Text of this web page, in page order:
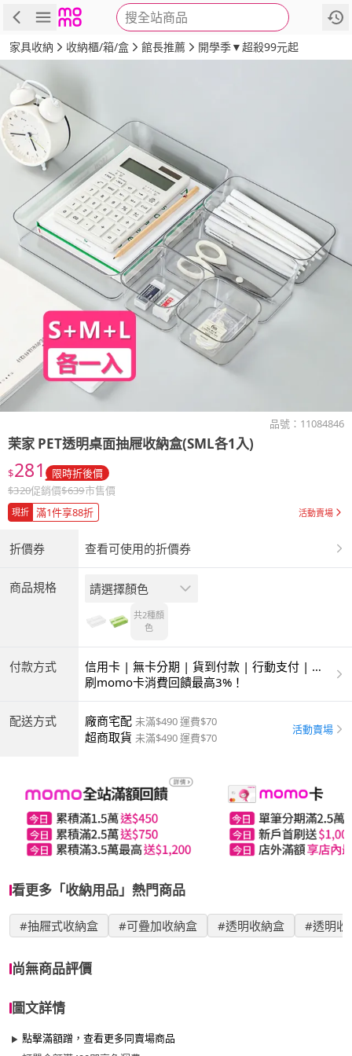
搜全站商品
商品 評價 詳情
家具收納 收納櫃/箱/盒 館長推薦 開學季▼超殺99元起
品號： 11084846
茉家 PET透明桌面抽屜收納盒(SML各1入)
$281 限時折後價
$320促銷價$639市售價
現折 滿1件享88折 活動賣場
折價券 查看可使用的折價券
商品規格 請選擇顏色
共2種顏
色
付款方式
信用卡 | 無卡分期 | 貨到付款 | 行動支付 | 超
商付款 | ATM | 銀聯卡
刷momo卡消費回饋最高3%！
配送方式 廠商宅配 未滿$490 運費$70
超商取貨 未滿$490 運費$70
活動賣場
看更多「收納用品」熱門商品
#抽屜式收納盒 #可疊加收納盒 #透明收納盒 #透明收
尚無商品評價
圖文詳情
點擊滿額蹭，查看更多同賣場商品